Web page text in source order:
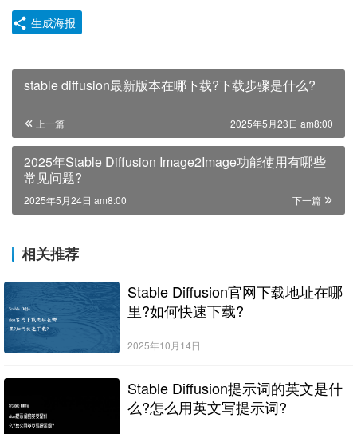
生成海报
stable diffusion最新版本在哪下载?下载步骤是什么?
上一篇 2025年5月23日 am8:00
2025年Stable Diffusion Image2Image功能使用有哪些
常见问题?
下一篇
2025年5月24日 am8:00
相关推荐
Stable Diffusion官网下载地址在哪
里?如何快速下载?
2025年10月14日
Stable Diffusion提示词的英文是什
么?怎么用英文写提示词?